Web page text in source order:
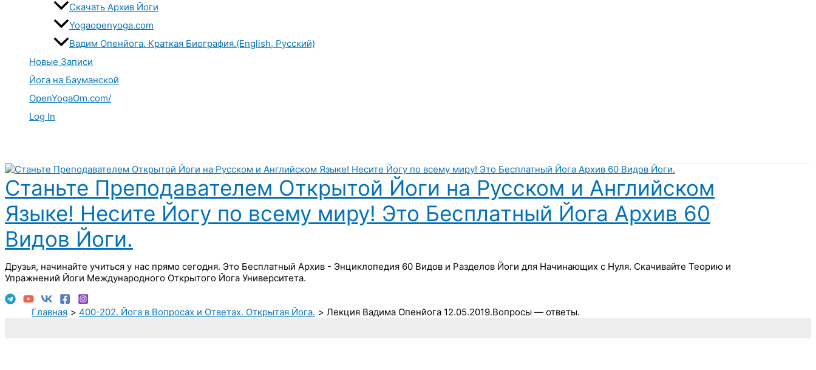
Скачать Архив Йоги
Yogaopenyoga.com
Вадим Опенйога. Краткая Биография.(English, Русский)
Новые Записи
Йога на Бауманской
OpenYogaOm.com/
Log In
Станьте Преподавателем Открытой Йоги на Русском и Английском
Языке! Несите Йогу по всему миру! Это Бесплатный Йога Архив 60
Видов Йоги.
Друзья, начинайте учиться у нас прямо сегодня. Это Бесплатный Архив - Энциклопедия 60 Видов и Разделов Йоги для Начинающих с Нуля. Скачивайте Теорию и
Упражнений Йоги Международного Открытого Йога Университета.
Главная 400-202. Йога в Вопросах и Ответах. Открытая Йога. Лекция Вадима Опенйога 12.05.2019.Вопросы — ответы.